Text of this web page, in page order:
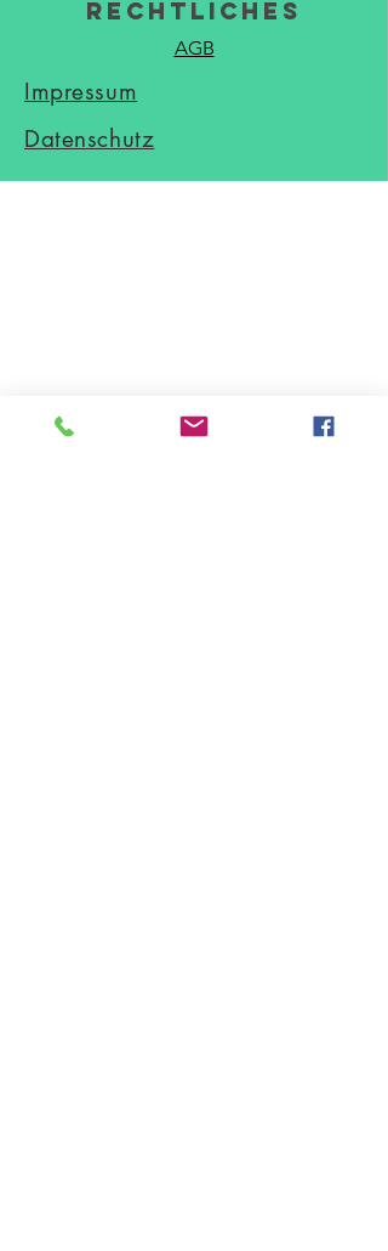
Rechtliches
AGB
Impressum
Datenschutz